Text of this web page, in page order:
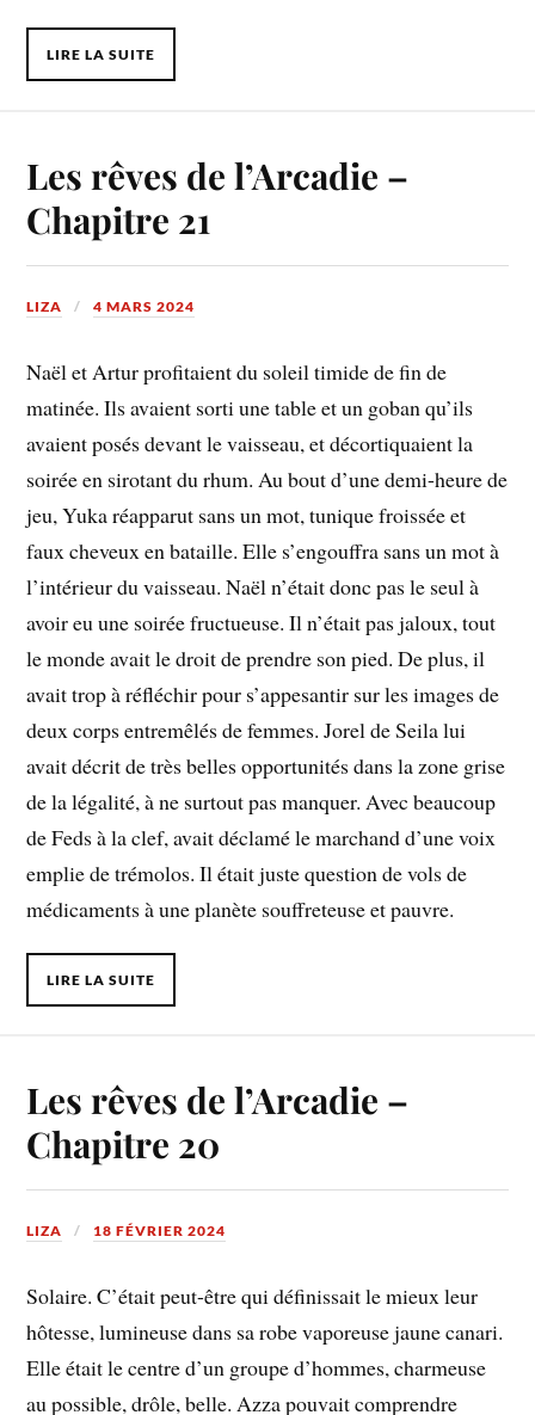
LIRE LA SUITE
Les rêves de l’Arcadie –
Chapitre 21
LIZA 4 MARS 2024
Naël et Artur profitaient du soleil timide de fin de
matinée. Ils avaient sorti une table et un goban qu’ils
avaient posés devant le vaisseau, et décortiquaient la
soirée en sirotant du rhum. Au bout d’une demi-heure de
jeu, Yuka réapparut sans un mot, tunique froissée et
faux cheveux en bataille. Elle s’engouffra sans un mot à
l’intérieur du vaisseau. Naël n’était donc pas le seul à
avoir eu une soirée fructueuse. Il n’était pas jaloux, tout
le monde avait le droit de prendre son pied. De plus, il
avait trop à réfléchir pour s’appesantir sur les images de
deux corps entremêlés de femmes. Jorel de Seila lui
avait décrit de très belles opportunités dans la zone grise
de la légalité, à ne surtout pas manquer. Avec beaucoup
de Feds à la clef, avait déclamé le marchand d’une voix
emplie de trémolos. Il était juste question de vols de
médicaments à une planète souffreteuse et pauvre.
LIRE LA SUITE
Les rêves de l’Arcadie –
Chapitre 20
LIZA 18 FÉVRIER 2024
Solaire. C’était peut-être qui définissait le mieux leur
hôtesse, lumineuse dans sa robe vaporeuse jaune canari.
Elle était le centre d’un groupe d’hommes, charmeuse
au possible, drôle, belle. Azza pouvait comprendre